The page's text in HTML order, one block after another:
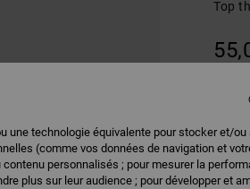
Top
technologie équivalente pour stocker et/ou
(comme vos données de navigation et
personnalisés ; pour mesurer la
plus sur leur audience ; pour développer et